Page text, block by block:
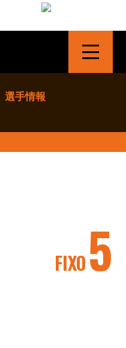
選手情報
FIXO5